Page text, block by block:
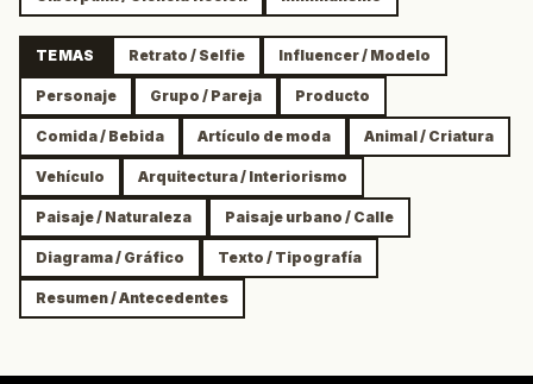
TEMAS Retrato / Selfie Influencer / Modelo
Personaje Grupo / Pareja Producto
Comida / Bebida Artículo de moda Animal / Criatura
Vehículo Arquitectura / Interiorismo
Paisaje / Naturaleza Paisaje urbano / Calle
Diagrama / Gráfico Texto / Tipografía
Resumen / Antecedentes